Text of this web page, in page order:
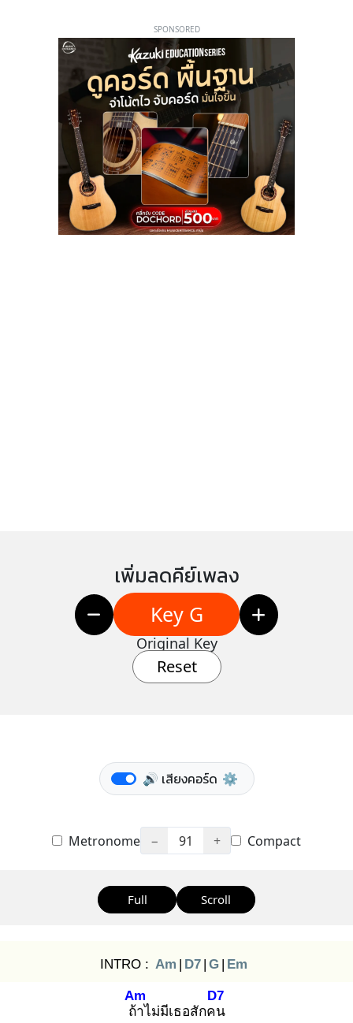
SPONSORED
เพิ่มลดคีย์เพลง
Key G
Original Key
Reset
🔊 เสียงคอร์ด ⚙️
Metronome − 91 + Compact
Full Scroll
INTRO : Am | D7 | G | Em
ถ้า
Am
ไม่มีเธอสักคน
D7